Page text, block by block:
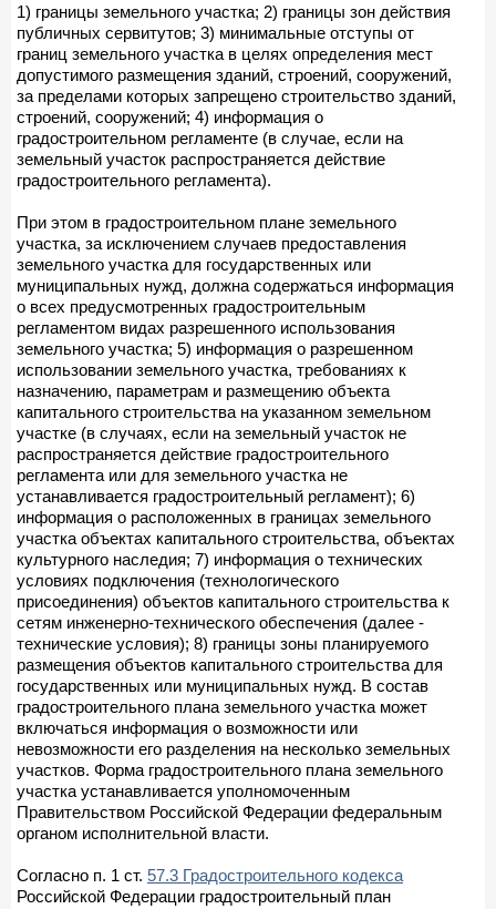
1) границы земельного участка; 2) границы зон действия
публичных сервитутов; 3) минимальные отступы от
границ земельного участка в целях определения мест
допустимого размещения зданий, строений, сооружений,
за пределами которых запрещено строительство зданий,
строений, сооружений; 4) информация о
градостроительном регламенте (в случае, если на
земельный участок распространяется действие
градостроительного регламента).
При этом в градостроительном плане земельного
участка, за исключением случаев предоставления
земельного участка для государственных или
муниципальных нужд, должна содержаться информация
о всех предусмотренных градостроительным
регламентом видах разрешенного использования
земельного участка; 5) информация о разрешенном
использовании земельного участка, требованиях к
назначению, параметрам и размещению объекта
капитального строительства на указанном земельном
участке (в случаях, если на земельный участок не
распространяется действие градостроительного
регламента или для земельного участка не
устанавливается градостроительный регламент); 6)
информация о расположенных в границах земельного
участка объектах капитального строительства, объектах
культурного наследия; 7) информация о технических
условиях подключения (технологического
присоединения) объектов капитального строительства к
сетям инженерно-технического обеспечения (далее -
технические условия); 8) границы зоны планируемого
размещения объектов капитального строительства для
государственных или муниципальных нужд. В состав
градостроительного плана земельного участка может
включаться информация о возможности или
невозможности его разделения на несколько земельных
участков. Форма градостроительного плана земельного
участка устанавливается уполномоченным
Правительством Российской Федерации федеральным
органом исполнительной власти.
Согласно п. 1 ст. 57.3 Градостроительного кодекса
Российской Федерации градостроительный план